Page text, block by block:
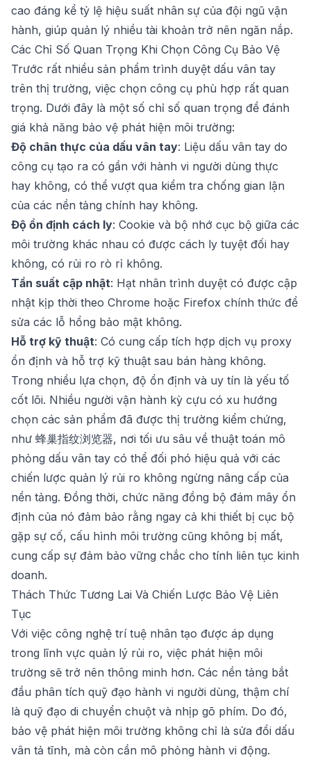
cao đáng kể tỷ lệ hiệu suất nhân sự của đội ngũ vận
hành, giúp quản lý nhiều tài khoản trở nên ngăn nắp.
Các Chỉ Số Quan Trọng Khi Chọn Công Cụ Bảo Vệ
Trước rất nhiều sản phẩm trình duyệt dấu vân tay
trên thị trường, việc chọn công cụ phù hợp rất quan
trọng. Dưới đây là một số chỉ số quan trọng để đánh
giá khả năng bảo vệ phát hiện môi trường:
Độ chân thực của dấu vân tay: Liệu dấu vân tay do
công cụ tạo ra có gần với hành vi người dùng thực
hay không, có thể vượt qua kiểm tra chống gian lận
của các nền tảng chính hay không.
Độ ổn định cách ly: Cookie và bộ nhớ cục bộ giữa các
môi trường khác nhau có được cách ly tuyệt đối hay
không, có rủi ro rò rỉ không.
Tần suất cập nhật: Hạt nhân trình duyệt có được cập
nhật kịp thời theo Chrome hoặc Firefox chính thức để
sửa các lỗ hổng bảo mật không.
Hỗ trợ kỹ thuật: Có cung cấp tích hợp dịch vụ proxy
ổn định và hỗ trợ kỹ thuật sau bán hàng không.
Trong nhiều lựa chọn, độ ổn định và uy tín là yếu tố
cốt lõi. Nhiều người vận hành kỳ cựu có xu hướng
chọn các sản phẩm đã được thị trường kiểm chứng,
như 蜂巢指纹浏览器, nơi tối ưu sâu về thuật toán mô
phỏng dấu vân tay có thể đối phó hiệu quả với các
chiến lược quản lý rủi ro không ngừng nâng cấp của
nền tảng. Đồng thời, chức năng đồng bộ đám mây ổn
định của nó đảm bảo rằng ngay cả khi thiết bị cục bộ
gặp sự cố, cấu hình môi trường cũng không bị mất,
cung cấp sự đảm bảo vững chắc cho tính liên tục kinh
doanh.
Thách Thức Tương Lai Và Chiến Lược Bảo Vệ Liên
Tục
Với việc công nghệ trí tuệ nhân tạo được áp dụng
trong lĩnh vực quản lý rủi ro, việc phát hiện môi
trường sẽ trở nên thông minh hơn. Các nền tảng bắt
đầu phân tích quỹ đạo hành vi người dùng, thậm chí
là quỹ đạo di chuyển chuột và nhịp gõ phím. Do đó,
bảo vệ phát hiện môi trường không chỉ là sửa đổi dấu
vân tả tĩnh, mà còn cần mô phỏng hành vi động.